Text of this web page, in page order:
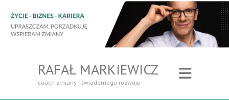
RAFAŁ MARKIEWICZ
coach zmiany i świadomego rozwoju